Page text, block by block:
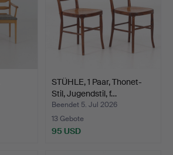
STÜHLE, 1 Paar, Thonet-
Stil, Jugendstil, f…
Beendet 5. Jul 2026
13 Gebote
95 USD